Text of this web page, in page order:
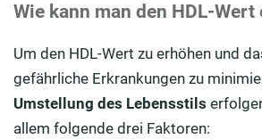
Wie kann man den HDL-Wert
Um den HDL-Wert zu erhöhen und
gefährliche Erkrankungen zu
Umstellung des Lebensstils
allem folgende drei Faktoren: